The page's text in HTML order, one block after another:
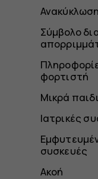
Ανακύκλωση
Σύμβολο
φορτιστή
Μικρά
Ιατρικές
συσκευές
Ακοή